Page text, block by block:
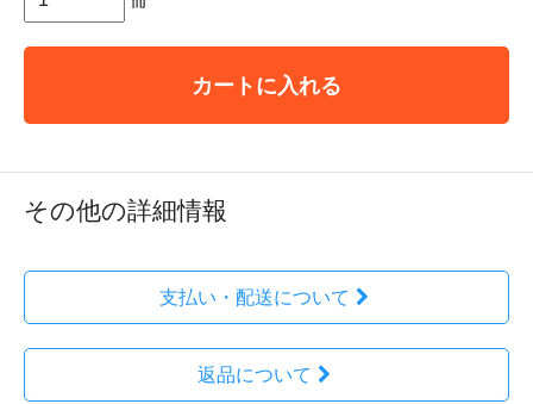
カートに入れる
その他の詳細情報
支払い・配送について
返品について